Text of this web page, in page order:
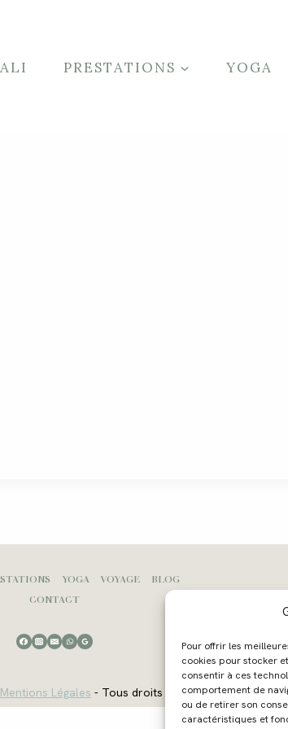
Pour offrir les
cookies pour stocker
consentir à ces
comportement de
ou de retirer son
caractéristiques et
PRESTATIONS YOGA
YOGA VOYAGE
BLOG
CONTACT
Mentions Légales - Tous droits réservés - Webdesign :